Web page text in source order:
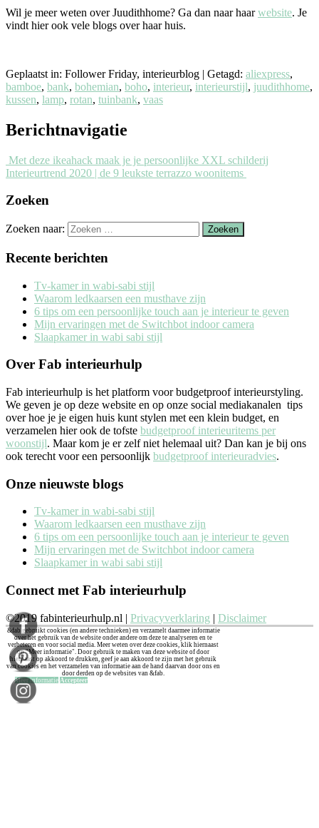
Wil je meer weten over Juudithhome? Ga dan naar haarwebsite. Je
vindt hier ook vele blogs over haar huis.
Geplaatst in: Follower Friday, interieurblog | Getagd: aliexpress,
bamboe, bank, bohemian, boho, interieur, interieurstijl, juudithhome,
kussen, lamp, rotan, tuinbank, vaas
Berichtnavigatie
Met deze ikeahack maak je je persoonlijke XXL schilderij
Interieurtrend 2020 | de 9 leukste terrazzo woonitems
Zoeken
Zoeken naar:
Recente berichten
Tv-kamer in wabi-sabi stijl
Waarom ledkaarsen een musthave zijn
6 tips om een persoonlijke touch aan je interieur te geven
Mijn ervaringen met de Switchbot indoor camera
Slaapkamer in wabi sabi stijl
Over Fab interieurhulp
Fab interieurhulp is het platform voor budgetproof interieurstyling.
We geven je op deze website en op onze social mediakanalen tips
over hoe je je eigen huis kunt stylen met een klein budget, en
verzamelen hier ook de tofste budgetproof interieuritems per
woonstijl. Maar kom je er zelf niet helemaal uit? Dan kan je bij ons
ook terecht voor een persoonlijk budgetproof interieuradvies.
Onze nieuwste blogs
Tv-kamer in wabi-sabi stijl
Waarom ledkaarsen een musthave zijn
6 tips om een persoonlijke touch aan je interieur te geven
Mijn ervaringen met de Switchbot indoor camera
Slaapkamer in wabi sabi stijl
Connect met Fab interieurhulp
©2019 fabinterieurhulp.nl | Privacyverklaring | Disclaimer
&fab gebruikt cookies (en andere technieken) en verzamelt daarmee informatie
over het gebruik van de website onder andere om deze te analyseren en te
verbeteren en voor social media. Meer weten over deze cookies, klik hiernaast
op "Meer informatie". Door gebruik te maken van deze website of door
hiernaast op akkoord te drukken, geef je aan akkoord te zijn met het gebruik
van cookies en het verzamelen van informatie aan de hand daarvan door ons en
door derden op de websites van &fab.
Meer informatie Accepteer